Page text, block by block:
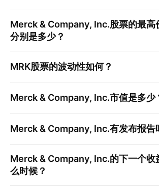
Merck & Company, Inc.股票的最高
分别是多少？
MRK股票的波动性如何？
Merck & Company, Inc.市值是多少
Merck & Company, Inc.有发布报告
Merck & Company, Inc.的下一个收
么时候？